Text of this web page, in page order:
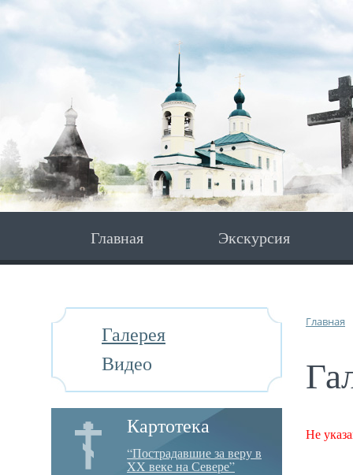
Главная Экскурсия
Галерея
Видео
Картотека
“Пострадавшие за веру в
XX веке на Севере”
Главная
Не